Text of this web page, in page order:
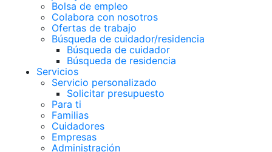
Bolsa de empleo
Colabora con nosotros
Ofertas de trabajo
Búsqueda de cuidador/residencia
Búsqueda de cuidador
Búsqueda de residencia
Servicios
Servicio personalizado
Solicitar presupuesto
Para ti
Familias
Cuidadores
Empresas
Administración